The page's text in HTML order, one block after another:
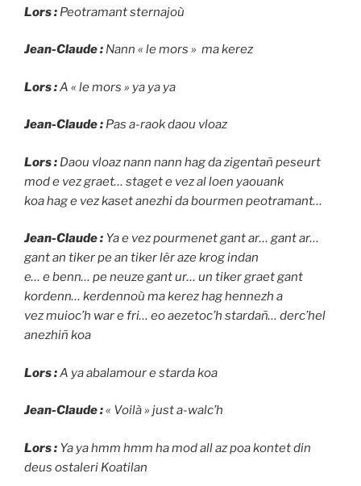
Lors : Peotramant sternajoù
Jean-Claude : Nann « le mors » ma kerez
Lors :A « le mors » ya ya ya
Jean-Claude : Pas a-raok daou vloaz
Lors : Daou vloaz nann nann hag da zigentañ peseurt
mod e vez graet… staget e vez al loen yaouank
koa hag e vez kaset anezhi da bourmen peotramant…
Jean-Claude : Ya e vez pourmenet gant ar… gant ar…
gant an tiker pe an tiker lêr aze krog indan
e… e benn… pe neuze gant ur… un tiker graet gant
kordenn… kerdennoù ma kerez hag hennezh a
vez muioc’h war e fri… eo aezetoc’h stardañ… derc’hel
anezhiñ koa
Lors :A ya abalamour e starda koa
Jean-Claude :« Voilà » just a-walc’h
Lors : Ya ya hmm hmm ha mod all az poa kontet din
deus ostaleri Koatilan